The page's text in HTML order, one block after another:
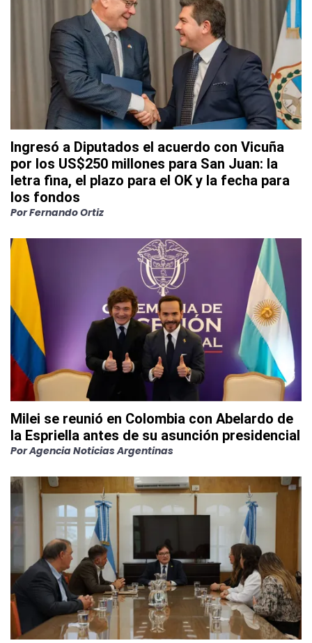
Ingresó a Diputados el acuerdo con Vicuña
por los US$250 millones para San Juan: la
letra fina, el plazo para el OK y la fecha para
los fondos
PorFernando Ortiz
Milei se reunió en Colombia con Abelardo de
la Espriella antes de su asunción presidencial
PorAgencia Noticias Argentinas